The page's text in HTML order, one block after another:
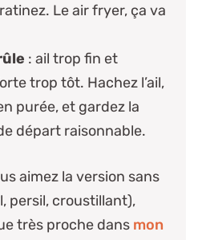
Le air fryer, ça va
: ail trop fin et
trop tôt. Hachez l’ail,
purée, et gardez la
départ raisonnable.
aimez la version sans
persil, croustillant),
très proche dans mon